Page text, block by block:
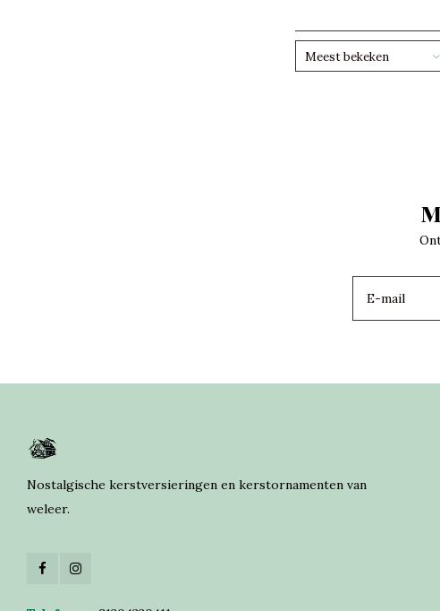
Meest bekeken
Nostalgische kerstversieringen en kerstornamenten van
weleer.